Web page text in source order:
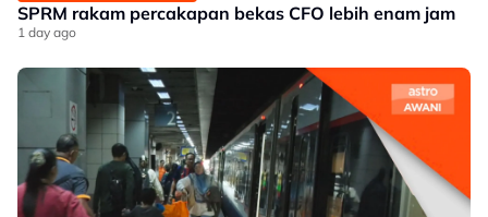
SPRM rakam percakapan bekas CFO lebih enam jam
1 day ago